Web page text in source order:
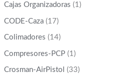
Cajas Organizadoras (1)
CODE-Caza (17)
Colimadores (14)
Compresores-PCP (1)
Crosman-AirPistol (33)